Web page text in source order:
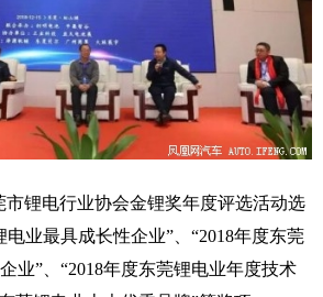
市锂电行业协会金锂奖年度评选活动选
电业最具成长性企业”、“2018年度东莞
业”、“2018年度东莞锂电业年度技术